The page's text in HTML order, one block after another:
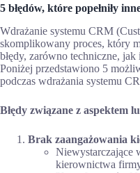
5 błędów, które popełniły
Wdrażanie systemu CRM
skomplikowany proces, który
błędy, zarówno techniczne,
Poniżej przedstawiono 5
podczas wdrażania systemu
Błędy związane z aspektem
Brak zaangażowania
Niewystarczające
kierownictwa